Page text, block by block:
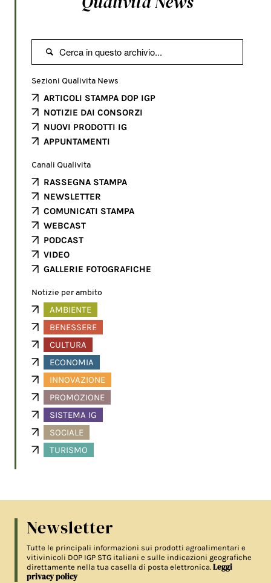

Sezioni Qualivita News
ARTICOLI STAMPA DOP IGP
NOTIZIE DAI CONSORZI
NUOVI PRODOTTI IG
APPUNTAMENTI
Canali Qualivita
RASSEGNA STAMPA
NEWSLETTER
COMUNICATI STAMPA
WEBCAST
PODCAST
VIDEO
GALLERIE FOTOGRAFICHE
Notizie per ambito
AMBIENTE
BENESSERE
CULTURA
ECONOMIA
INNOVAZIONE
PROMOZIONE
SISTEMA IG
SOCIALE
TURISMO
Newsletter
Tutte le principali informazioni sui prodotti agroalimentari e
vitivinicoli DOP IGP STG italiani e sulle indicazioni geografiche
direttamente nella tua casella di posta elettronica.Leggi
privacy policy